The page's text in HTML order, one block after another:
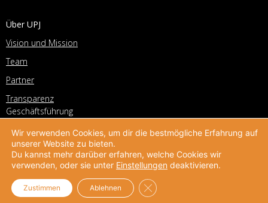
Über UPJ
Vision und Mission
Team
Partner
Transparenz
Geschäftsführung
Geschichte
Stellenangebote
Wir verwenden Cookies, um dir die bestmögliche Erfahrung auf
unserer Website zu bieten.
Du kannst mehr darüber erfahren, welche Cookies wir
verwenden, oder sie unter Einstellungen deaktivieren.
Zustimmen Ablehnen GDPR Cookie-Banner